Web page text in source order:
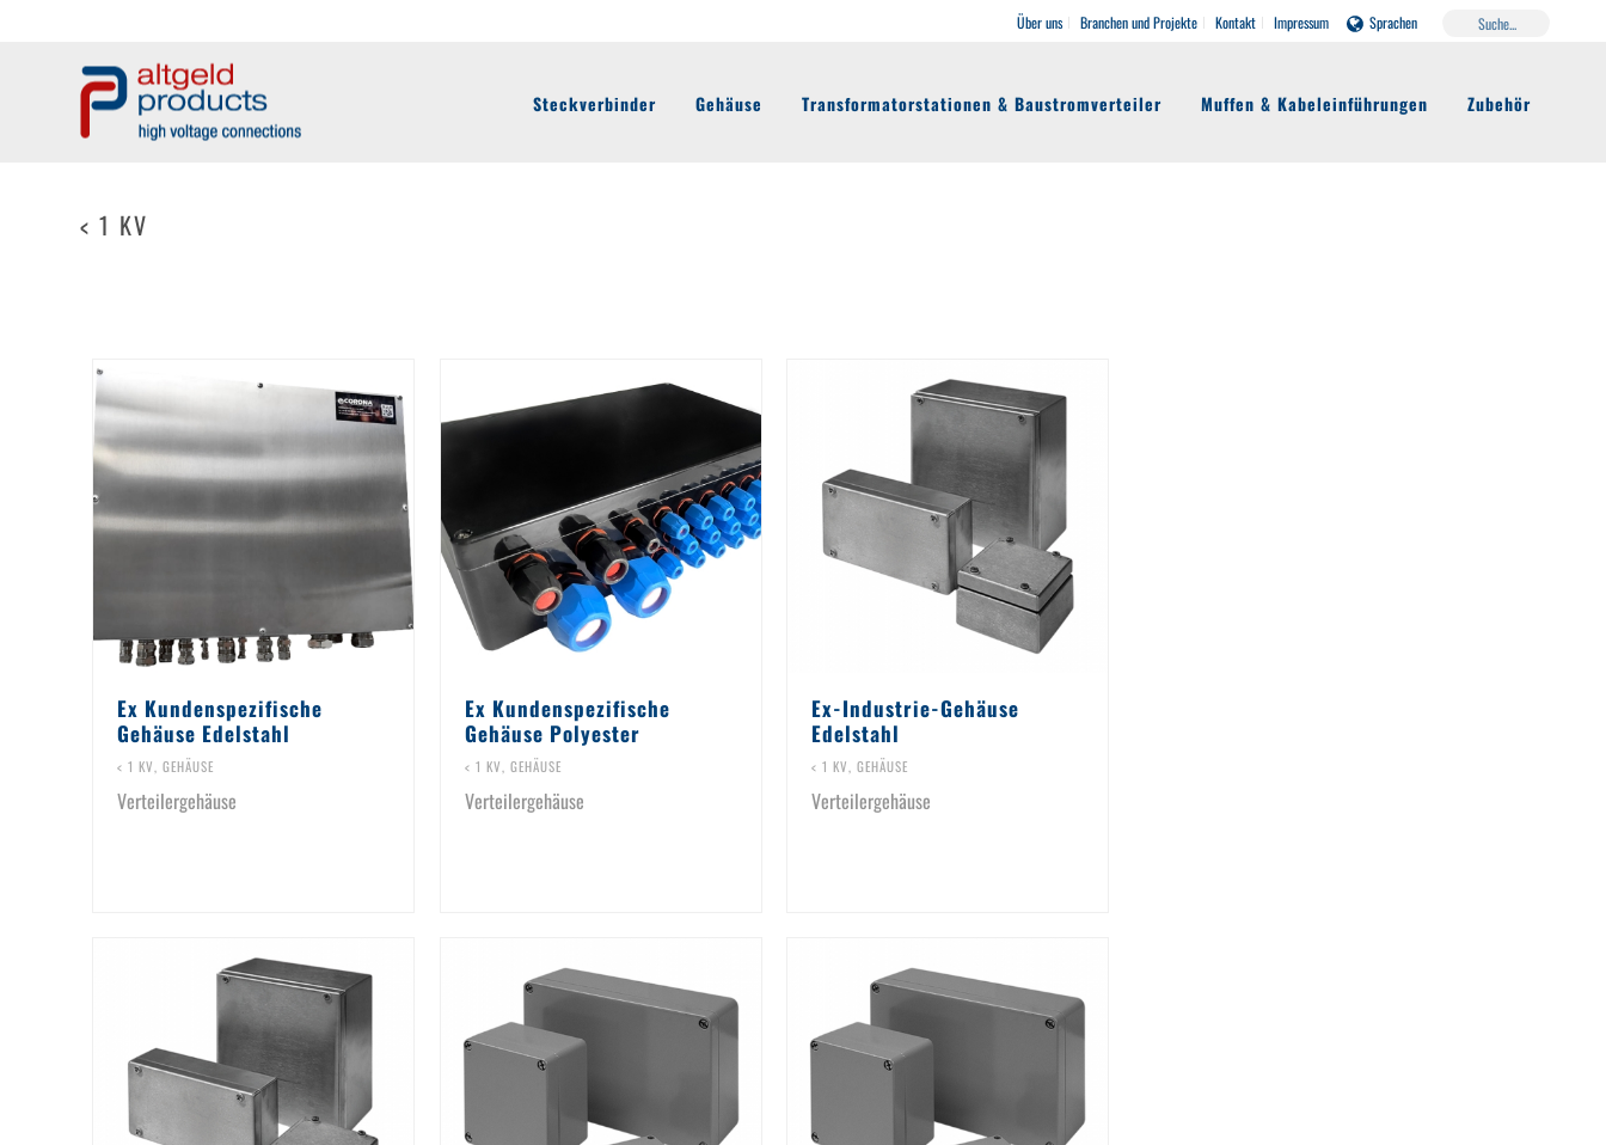
Über uns Branchen und Projekte Kontakt Impressum Sprachen
Steckverbinder Gehäuse Transformatorstationen & Baustromverteiler Muffen & Kabeleinführungen Zubehör
< 1 KV
Ex Kundenspezifische
Gehäuse Edelstahl
< 1 KV, GEHÄUSE
Verteilergehäuse
Ex Kundenspezifische
Gehäuse Polyester
< 1 KV, GEHÄUSE
Verteilergehäuse
Ex-Industrie-Gehäuse
Edelstahl
< 1 KV,GEHÄUSE
Verteilergehäuse